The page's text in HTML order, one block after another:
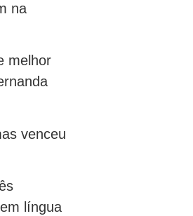
na
melhor
venceu
língua